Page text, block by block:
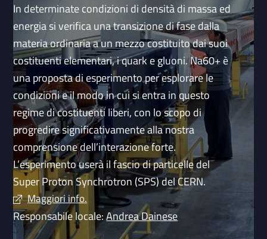
In determinate condizioni di densità di massa ed
energia si verifica una transizione di fase dalla
materia ordinaria a un mezzo costituito dai suoi
costituenti elementari, i quark e gluoni. Na60+ è
una proposta di esperimento per esplorare le
condizioni e il modo in cui si entra in questo
regime di costituenti liberi, con lo scopo di
progredire significativamente alla nostra
comprensione dell’interazione forte.
L’esperimento userà il fascio di particelle del
Super Proton Synchrotron (SPS) del CERN.
Maggiori info.
Responsabile locale:Andrea Dainese